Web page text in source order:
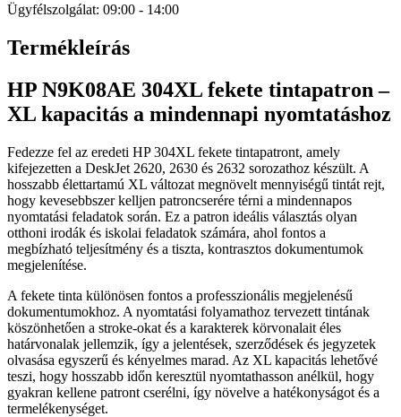
Ügyfélszolgálat: 09:00 - 14:00
Termékleírás
HP N9K08AE 304XL fekete tintapatron –
XL kapacitás a mindennapi nyomtatáshoz
Fedezze fel az eredeti HP 304XL fekete tintapatront, amely
kifejezetten a DeskJet 2620, 2630 és 2632 sorozathoz készült. A
hosszabb élettartamú XL változat megnövelt mennyiségű tintát rejt,
hogy kevesebbszer kelljen patroncserére térni a mindennapos
nyomtatási feladatok során. Ez a patron ideális választás olyan
otthoni irodák és iskolai feladatok számára, ahol fontos a
megbízható teljesítmény és a tiszta, kontrasztos dokumentumok
megjelenítése.
A fekete tinta különösen fontos a professzionális megjelenésű
dokumentumokhoz. A nyomtatási folyamathoz tervezett tintának
köszönhetően a stroke-okat és a karakterek körvonalait éles
határvonalak jellemzik, így a jelentések, szerződések és jegyzetek
olvasása egyszerű és kényelmes marad. Az XL kapacitás lehetővé
teszi, hogy hosszabb időn keresztül nyomtathasson anélkül, hogy
gyakran kellene patront cserélni, így növelve a hatékonyságot és a
termelékenységet.